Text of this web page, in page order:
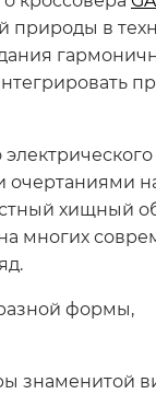
природы в
очертаниями
хищный
многих
формы,
знаменитой